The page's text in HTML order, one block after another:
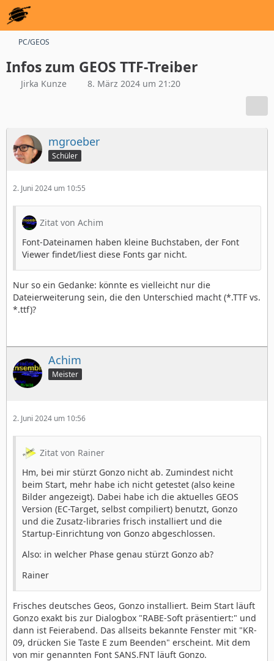
PC/GEOS
Infos zum GEOS TTF-Treiber
Jirka Kunze 8. März 2024 um 21:20
mgroeber
Schüler
2. Juni 2024 um 10:55
Zitat von Achim
Font-Dateinamen haben kleine Buchstaben, der Font
Viewer findet/liest diese Fonts gar nicht.
Nur so ein Gedanke: könnte es vielleicht nur die
Dateierweiterung sein, die den Unterschied macht (*.TTF vs.
*.ttf)?
Achim
Meister
2. Juni 2024 um 10:56
Zitat von Rainer
Hm, bei mir stürzt Gonzo nicht ab. Zumindest nicht
beim Start, mehr habe ich nicht getestet (also keine
Bilder angezeigt). Dabei habe ich die aktuelles GEOS
Version (EC-Target, selbst compiliert) benutzt, Gonzo
und die Zusatz-libraries frisch installiert und die
Startup-Einrichtung von Gonzo abgeschlossen.
Also: in welcher Phase genau stürzt Gonzo ab?
Rainer
Frisches deutsches Geos, Gonzo installiert. Beim Start läuft
Gonzo exakt bis zur Dialogbox "RABE-Soft präsentiert:" und
dann ist Feierabend. Das allseits bekannte Fenster mit "KR-
09, drücken Sie Taste E zum Beenden" erscheint. Mit dem
von mir genannten Font SANS.FNT läuft Gonzo.